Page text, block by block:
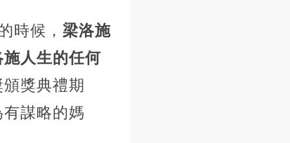
時候， 梁洛施
人生的任何
獎典禮期
謀略的媽